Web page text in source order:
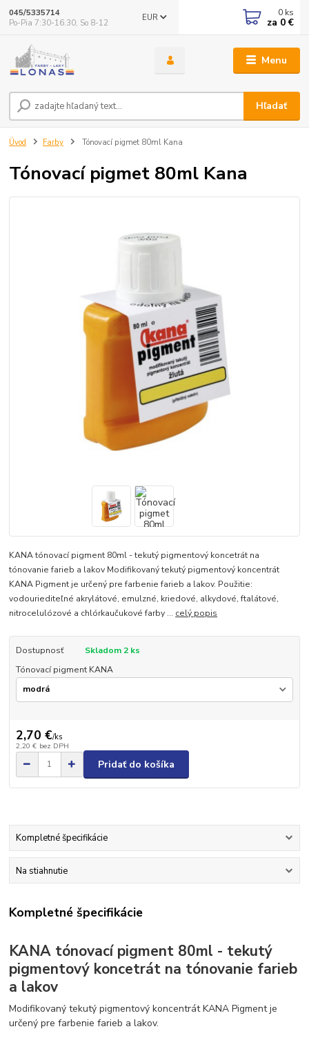
Menu
EUR
Hľadať
045/5335714
Po-Pia 7:30-16.30, So 8-12
0 ks
za 0 €
Úvod Farby Tónovací pigmet 80ml Kana
Tónovací pigmet 80ml Kana
KANA tónovací pigment 80ml - tekutý pigmentový koncetrát na
tónovanie farieb a lakov Modifikovaný tekutý pigmentový koncentrát
KANA Pigment je určený pre farbenie farieb a lakov. Použitie:
vodouriediteľné akrylátové, emulzné, kriedové, alkydové, ftalátové,
nitrocelulózové a chlórkaučukové farby ... celý popis
Dostupnosť
Skladom 2 ks
Tónovací pigment KANA
2,70 €/ks
2,20 € bez DPH
Pridať do košíka
Kompletné špecifikácie
Na stiahnutie
Kompletné špecifikácie
KANA tónovací pigment 80ml - tekutý
pigmentový koncetrát na tónovanie farieb
a lakov
Modifikovaný tekutý pigmentový koncentrát KANA Pigment je
určený pre farbenie farieb a lakov.